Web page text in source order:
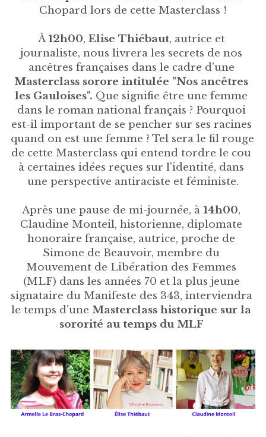
Chopard lors de cette Masterclass !
À 12h00, Elise Thiébaut, autrice et
journaliste, nous livrera les secrets de nos
Masterclass sorore intitulée "Nos ancêtres
les Gauloises". Que signifie être une femme
dans le roman national français ? Pourquoi
est-il important de se pencher sur ses racines
quand on est une femme ? Tel sera le fil rouge
de cette Masterclass qui entend tordre le cou
à certaines idées reçues sur l'identité, dans
une perspective antiraciste et féministe.
Après une pause de mi-journée, à 14h00,
Claudine Monteil, historienne, diplomate
honoraire française, autrice, proche de
Simone de Beauvoir, membre du
Mouvement de Libération des Femmes
(MLF) dans les années 70 et la plus jeune
signataire du Manifeste des 343, interviendra
le temps d'une Masterclass historique sur la
sororité au temps du MLF